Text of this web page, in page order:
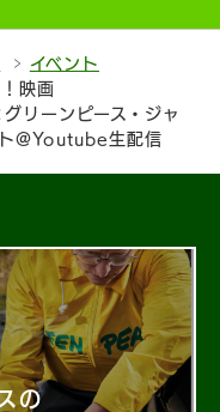
イベント
映画
リーンピース・ジャ
@Youtube生配信
の